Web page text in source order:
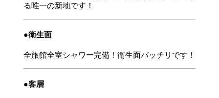
る唯一の新地です！
●衛生面
全旅館全室シャワー完備！衛生面バッチリです！
●客層